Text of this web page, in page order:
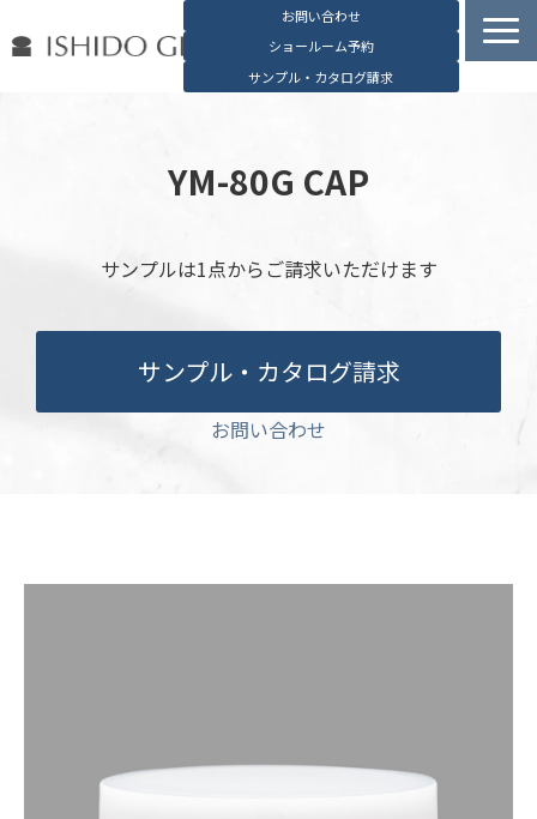
お問い合わせ
ショールーム予約
サンプル・カタログ請求
石堂硝子の特長
お役立ち資料
ブログ
会社概要
English
YM-80G CAP
サンプルは1点からご請求いただけます
サンプル・カタログ請求
お問い合わせ